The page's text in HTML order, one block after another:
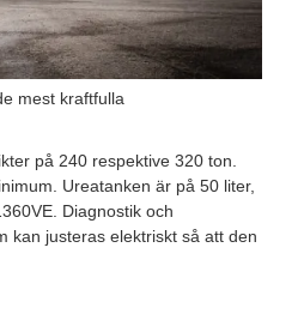
mest kraftfulla
på 240 respektive 320 ton.
Ureatanken är på 50 liter,
Diagnostik och
kan justeras elektriskt så att den